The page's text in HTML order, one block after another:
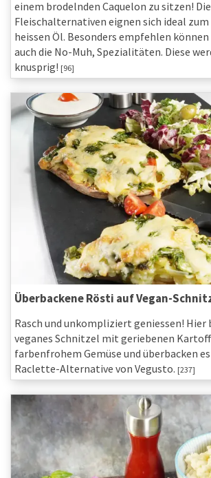
einem brodelnden Caquelon zu sitzen!
Fleischalternativen eignen sich ideal
heissen Öl. Besonders empfehlen
auch die No-Muh, Spezialitäten. Diese
knusprig! [96]
Überbackene Rösti auf Vegan-
Rasch und unkompliziert geniessen! Hier
veganes Schnitzel mit geriebenen
farbenfrohem Gemüse und überbacken
Raclette-Alternative von Vegusto. [237]